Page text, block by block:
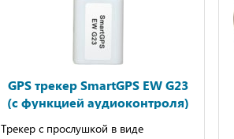
GPS трекер SmartGPS EW G23
(с функцией аудиоконтроля)
Трекер с прослушкой в виде